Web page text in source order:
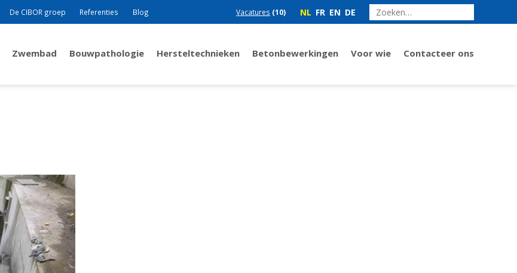
De CIBOR groep Referenties Blog Vacatures (10) NL FR EN DE
Zwembad Bouwpathologie Hersteltechnieken Betonbewerkingen Voor wie Contacteer ons